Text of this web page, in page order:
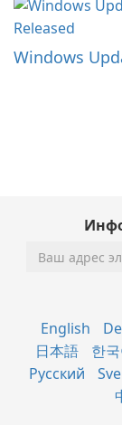
Windows
English
日本語
한
Русский